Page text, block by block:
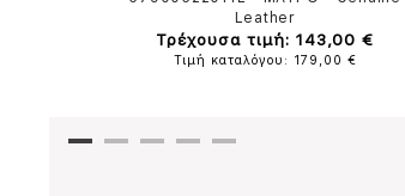
Leather
Τρέχουσα τιμή: 143,00 €
Τιμή καταλόγου: 179,00 €